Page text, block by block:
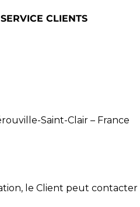
CLIENTS
Saint-Clair – France
le Client peut